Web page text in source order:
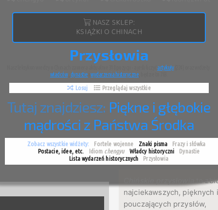
NASZ SKLEP:
KSIĄŻKI O CHINACH
Przysłowia
artykuły(224) oraz widżety:
władców, dynastie iwydarzenia historyczne
Losuj Przeglądaj wszystkie
Tutaj znajdziesz: Piękne i głębokie
mądrości z Państwa Środka
Zobacz wszystkie widżety: Fortele wojenne Znaki pisma
Frazy i słówka
Postacie, idee, etc.
Idiom chengyu Władcy historyczni
Dynastie
Lista wydarzeń historycznych
Przysłowia
to
najciekawszych, pięknych i
pouczających przysłów,